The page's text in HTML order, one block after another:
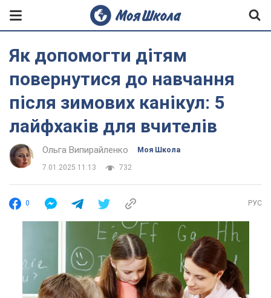
Як допомогти дітям
повернутися до навчання
після зимових канікул: 5
лайфхаків для вчителів
Ольга Випирайленко Моя Школа
7.01.2025 11:13 732
0 РУС